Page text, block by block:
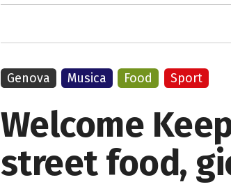
Welcome
street food,
Genova Musica Food Sport